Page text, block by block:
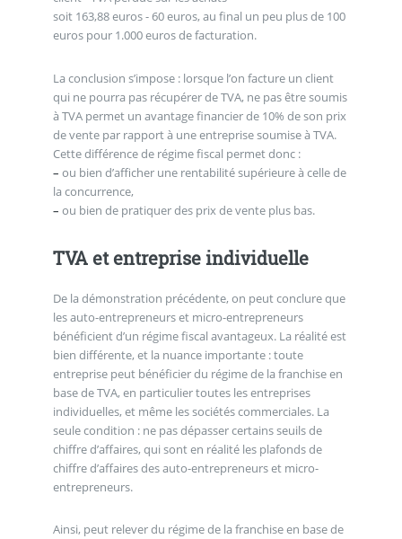
soit 163,88 euros - 60 euros, au final un peu plus de 100
euros pour 1.000 euros de facturation.
La conclusion s’impose : lorsque l’on facture un client
qui ne pourra pas récupérer de TVA, ne pas être soumis
à TVA permet un avantage financier de 10% de son prix
de vente par rapport à une entreprise soumise à TVA.
Cette différence de régime fiscal permet donc :
– ou bien d’afficher une rentabilité supérieure à celle de
la concurrence,
– ou bien de pratiquer des prix de vente plus bas.
TVA et entreprise individuelle
De la démonstration précédente, on peut conclure que
les auto-entrepreneurs et micro-entrepreneurs
bénéficient d’un régime fiscal avantageux. La réalité est
bien différente, et la nuance importante : toute
entreprise peut bénéficier du régime de la franchise en
base de TVA, en particulier toutes les entreprises
individuelles, et même les sociétés commerciales. La
seule condition : ne pas dépasser certains seuils de
chiffre d’affaires, qui sont en réalité les plafonds de
chiffre d’affaires des auto-entrepreneurs et micro-
entrepreneurs.
Ainsi, peut relever du régime de la franchise en base de